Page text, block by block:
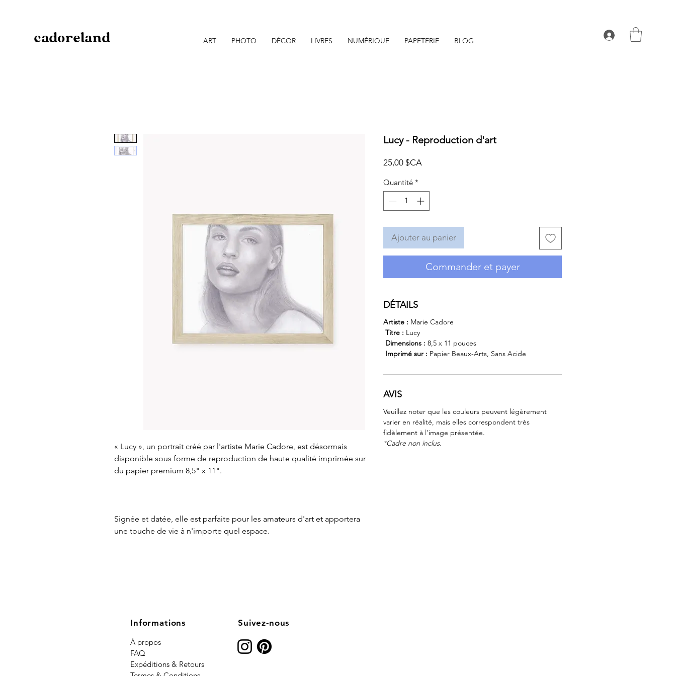
cadoreland ART PHOTO DÉCOR LIVRES NUMÉRIQUE PAPETERIE BLOG
« Lucy », un portrait créé par l'artiste Marie Cadore, est désormais
disponible sous forme de reproduction de haute qualité imprimée sur
du papier premium 8,5" x 11".
Signée et datée, elle est parfaite pour les amateurs d'art et apportera
une touche de vie à n'importe quel espace.
Lucy - Reproduction d'art
25,00 $CA
Quantité *
Ajouter au panier
Commander et payer
DÉTAILS
Artiste : Marie Cadore
Titre : Lucy
Dimensions : 8,5 x 11 pouces
Imprimé sur : Papier Beaux-Arts, Sans Acide
AVIS
Veuillez noter que les couleurs peuvent légèrement
varier en réalité, mais elles correspondent très
fidèlement à l'image présentée.
*Cadre non inclus.
Informations
À propos
FAQ
Expéditions & Retours
Suivez-nous